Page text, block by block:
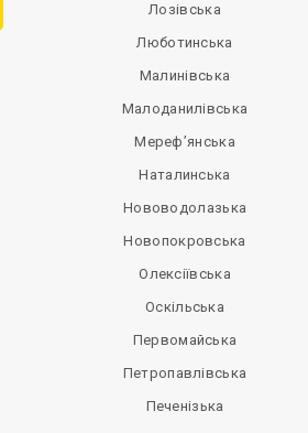
Лозівська
Люботинська
Малинівська
Малоданилівська
Мереф’янська
Наталинська
Нововодолазька
Новопокровська
Олексіївська
Оскільська
Первомайська
Петропавлівська
Печенізька